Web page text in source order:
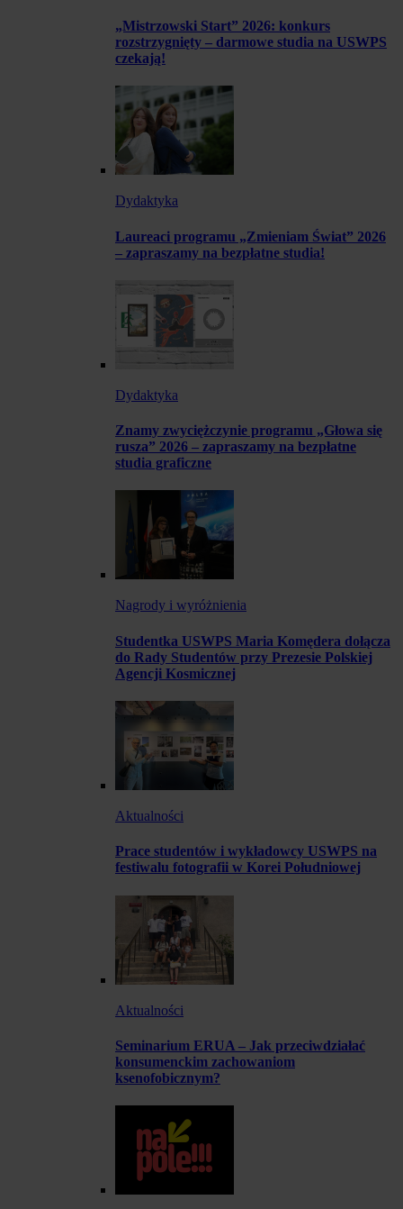
„Mistrzowski Start” 2026: konkurs
rozstrzygnięty – darmowe studia na USWPS
czekają!
Dydaktyka
Laureaci programu „Zmieniam Świat” 2026
– zapraszamy na bezpłatne studia!
Dydaktyka
Znamy zwyciężczynie programu „Głowa się
rusza” 2026 – zapraszamy na bezpłatne
studia graficzne
Nagrody i wyróżnienia
Studentka USWPS Maria Komędera dołącza
do Rady Studentów przy Prezesie Polskiej
Agencji Kosmicznej
Aktualności
Prace studentów i wykładowcy USWPS na
festiwalu fotografii w Korei Południowej
Aktualności
Seminarium ERUA – Jak przeciwdziałać
konsumenckim zachowaniom
ksenofobicznym?